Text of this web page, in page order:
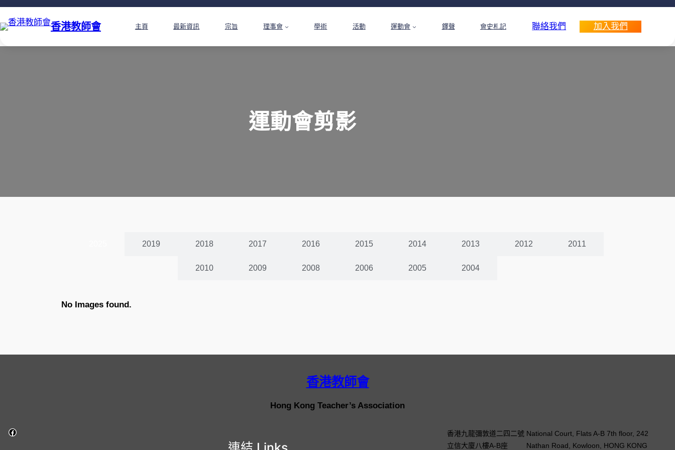
香港教師會 主頁 最新資訊 宗旨 理事會 學術 活動 運動會 鐸聲 會史札記 聯絡我們 加入我們
運動會剪影
2019 2018 2017 2016 2015 2014 2013 2012 2011
2010 2009 2008 2006 2005 2004
No Images found.
香港教師會
Hong Kong Teacher’s Association
香港九龍彌敦道二四二號
立信大廈八樓A-B座
National Court, Flats A-B 7th floor, 242
Nathan Road, Kowloon, HONG KONG